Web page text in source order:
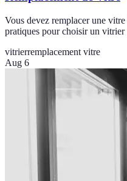
Vous devez remplacer une
pratiques pour choisir un vitrier
vitrierremplacement vitre
Aug 6